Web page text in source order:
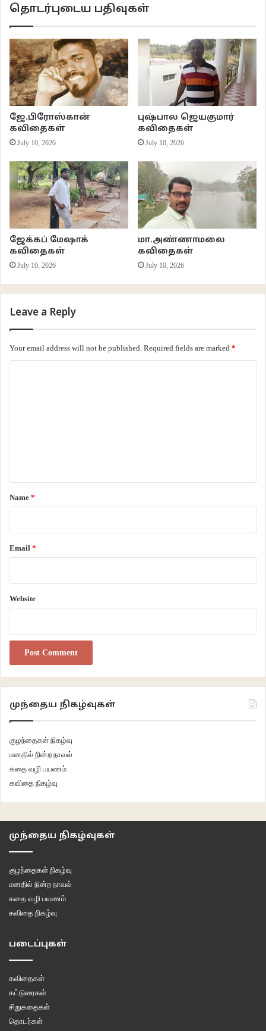
தொடர்புடைய பதிவுகள்
ஜே.பிரோஸ்கான்
கவிதைகள்
July 10, 2026
புஷ்பால ஜெயகுமார்
கவிதைகள்
July 10, 2026
ஜேக்கப் மேஷாக்
கவிதைகள்
July 10, 2026
மா.அண்ணாமலை
கவிதைகள்
July 10, 2026
Leave a Reply
Your email address will not be published. Required fields are marked *
*
Name *
Email *
Website
முந்தைய நிகழ்வுகள்
குழந்தைகள் நிகழ்வு
மனதில் நின்ற நாவல்
கதை வழி பயணம்
கவிதை நிகழ்வு
முந்தைய நிகழ்வுகள்
குழந்தைகள் நிகழ்வு
மனதில் நின்ற நாவல்
கதை வழி பயணம்
கவிதை நிகழ்வு
படைப்புகள்
கவிதைகள்
கட்டுரைகள்
சிறுகதைகள்
தொடர்கள்